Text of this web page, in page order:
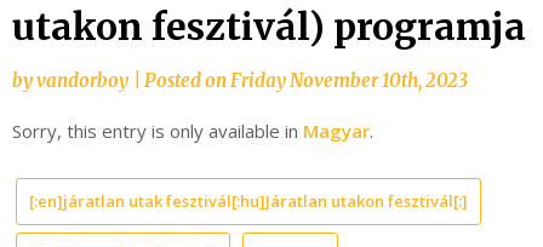
utakon fesztivál) programja
byvandorboy Posted on Friday November 10th, 2023
Sorry, this entry is only available in Magyar.
[:en]járatlan utak fesztivál[:hu]Járatlan utakon fesztivál[:]